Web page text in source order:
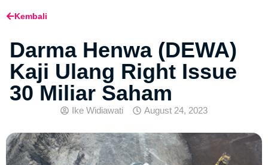
Kembali
Darma Henwa (DEWA)
Kaji Ulang Right Issue
30 Miliar Saham
Ike Widiawati August 24, 2023